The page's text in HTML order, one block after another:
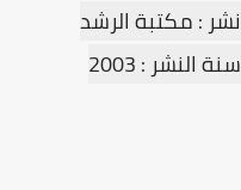
نشر : مكتبة الرشد
سنة النشر : 2003